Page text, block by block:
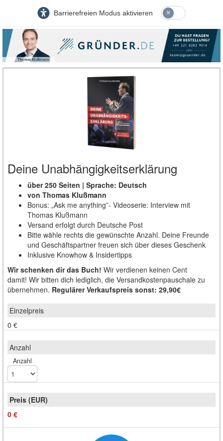
Barrierefreien Modus aktivieren
Deine Unabhängigkeitserklärung
über 250 Seiten | Sprache: Deutsch
von Thomas Klußmann
Bonus: „Ask me anything”- Videoserie: Interview mit
Thomas Klußmann
Versand erfolgt durch Deutsche Post
Bitte wähle rechts die gewünschte Anzahl. Deine Freunde
und Geschäftspartner freuen sich über dieses Geschenk
Inklusive Knowhow & Insidertipps
Wir schenken dir das Buch! Wir verdienen keinen Cent
damit! Wir bitten dich lediglich, die Versandkostenpauschale zu
übernehmen. Regulärer Verkaufspreis sonst: 29,90€
0 €
Anzahl
0 €